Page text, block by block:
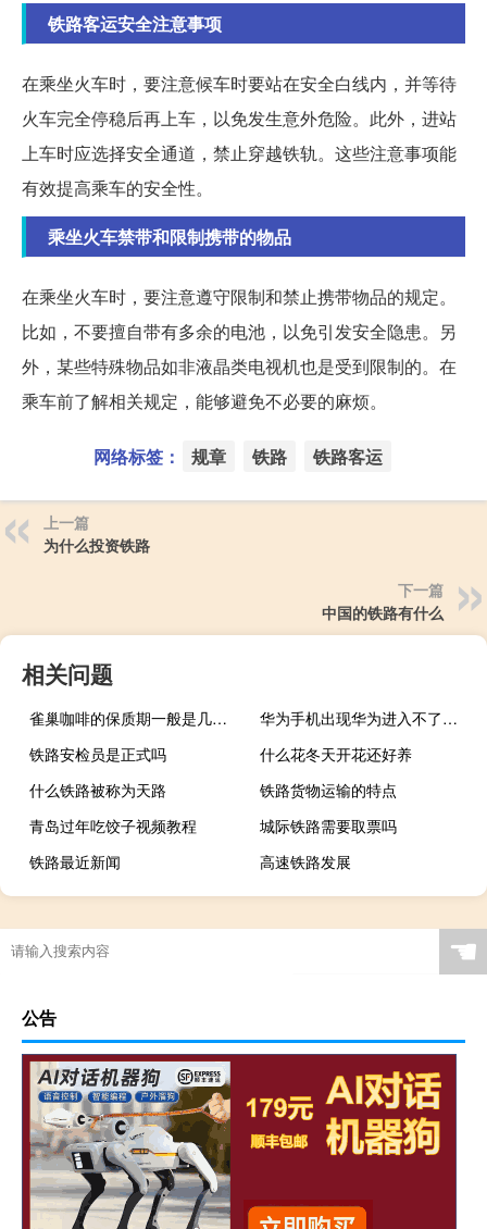
铁路客运安全注意事项
在乘坐火车时，要注意候车时要站在安全白线内，并等待
火车完全停稳后再上车，以免发生意外危险。此外，进站
上车时应选择安全通道，禁止穿越铁轨。这些注意事项能
有效提高乘车的安全性。
乘坐火车禁带和限制携带的物品
在乘坐火车时，要注意遵守限制和禁止携带物品的规定。
比如，不要擅自带有多余的电池，以免引发安全隐患。另
外，某些特殊物品如非液晶类电视机也是受到限制的。在
乘车前了解相关规定，能够避免不必要的麻烦。
网络标签： 规章 铁路 铁路客运
上一篇
为什么投资铁路
下一篇
中国的铁路有什么
相关问题
雀巢咖啡的保质期一般是几个月
华为手机出现华为进入不了程序（华为手机只能打出不能打进）
铁路安检员是正式吗
什么花冬天开花还好养
什么铁路被称为天路
铁路货物运输的特点
青岛过年吃饺子视频教程
城际铁路需要取票吗
铁路最近新闻
高速铁路发展
☚
公告